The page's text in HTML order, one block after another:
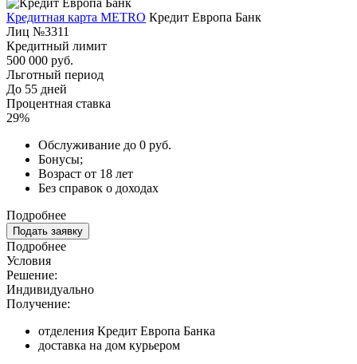
Кредитная карта METRO Кредит Европа Банк
Лиц №3311
Кредитный лимит
500 000 руб.
Льготный период
До 55 дней
Процентная ставка
29%
Обслуживание до 0 руб.
Бонусы;
Возраст от 18 лет
Без справок о доходах
Подробнее
Подать заявку
Подробнее
Условия
Решение:
Индивидуально
Получение:
отделения Кредит Европа Банка
доставка на дом курьером